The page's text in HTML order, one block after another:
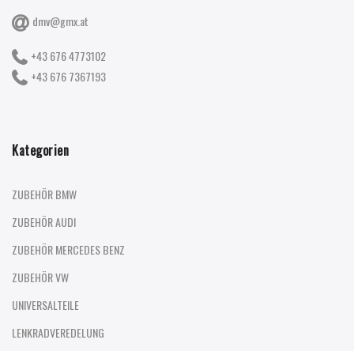
dmv@gmx.at
+43 676 4773102
+43 676 7367193
Kategorien
ZUBEHÖR BMW
ZUBEHÖR AUDI
ZUBEHÖR MERCEDES BENZ
ZUBEHÖR VW
UNIVERSALTEILE
LENKRADVEREDELUNG